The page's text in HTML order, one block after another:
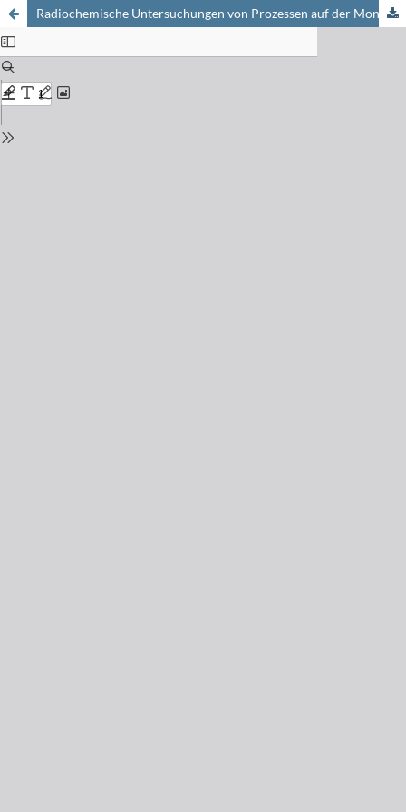
Radiochemische Untersuchungen von Prozessen auf der Mondoberfläche